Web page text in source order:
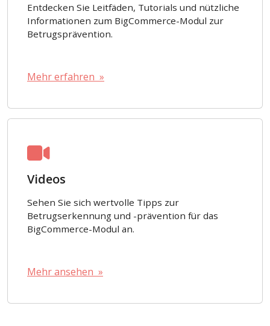
Entdecken Sie Leitfäden, Tutorials und nützliche
Informationen zum BigCommerce-Modul zur
Betrugsprävention.
Mehr erfahren »
Videos
Sehen Sie sich wertvolle Tipps zur
Betrugserkennung und -prävention für das
BigCommerce-Modul an.
Mehr ansehen »